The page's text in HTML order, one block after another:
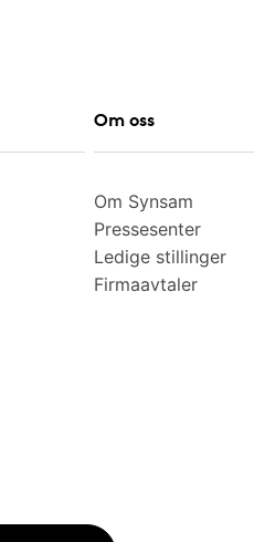
Om oss
Om Synsam
Pressesenter
Ledige stillinger
Firmaavtaler